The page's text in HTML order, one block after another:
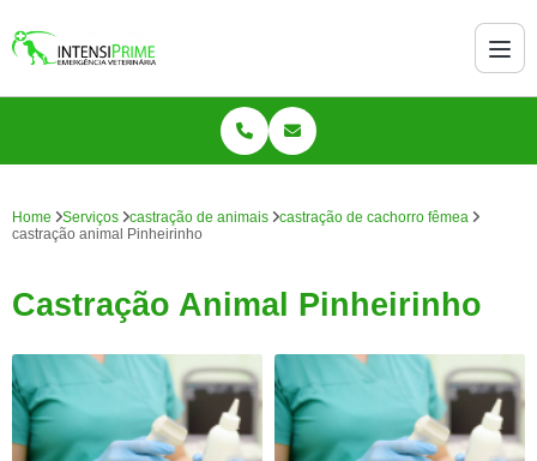
Home Serviços castração de animais
castração de cachorro fêmea
castração animal Pinheirinho
Castração Animal Pinheirinho